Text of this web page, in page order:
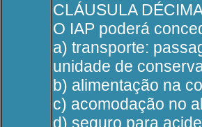
CLÁUSULA
O IAP poderá
a) transporte:
unidade de
b) alimentação na
c) acomodação no
d) seguro para